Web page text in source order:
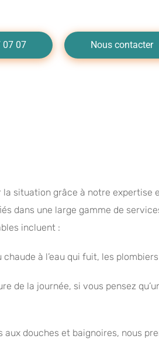
07 07 Nous contacter
situation grâce à notre expertise
dans une large gamme de
incluent :
à l’eau qui fuit, les
de la journée, si vous pensez
douches et baignoires, nous